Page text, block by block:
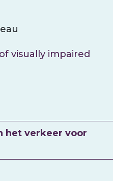
visually impaired
het verkeer voor